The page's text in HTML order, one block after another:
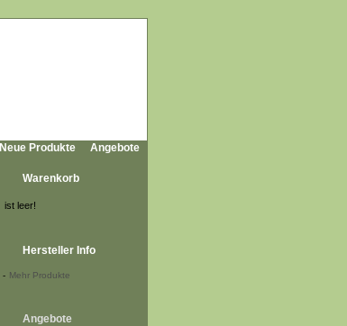
Neue Produkte Angebote
Warenkorb
ist leer!
Hersteller Info
- Mehr Produkte
Angebote